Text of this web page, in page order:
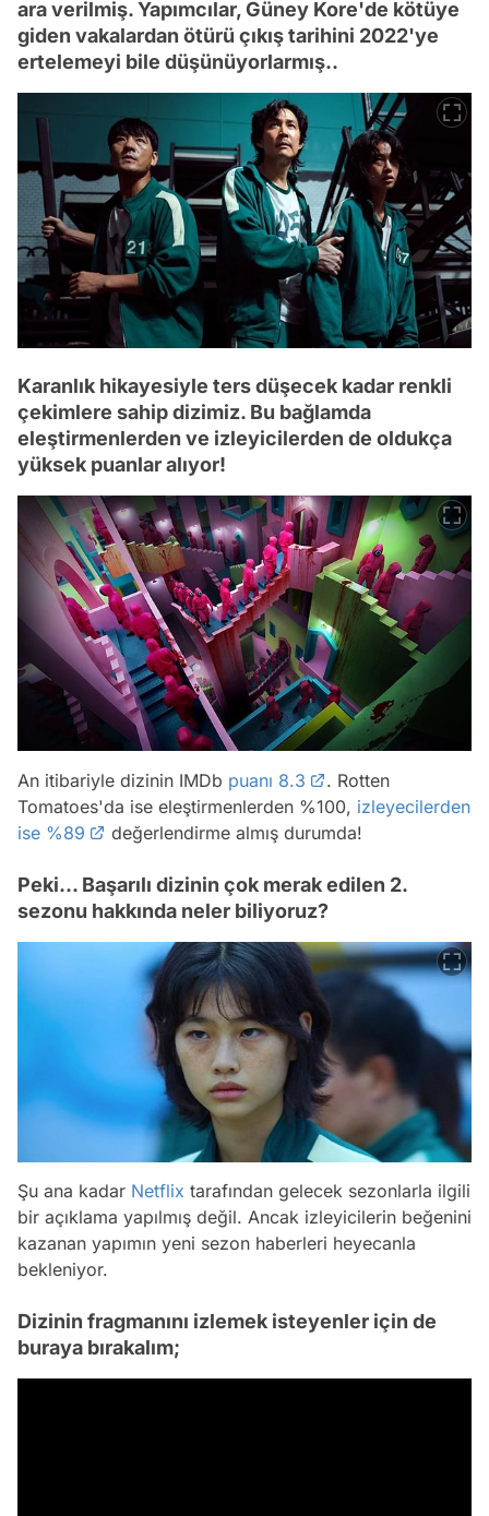
ara verilmiş. Yapımcılar, Güney Kore'de kötüye
giden vakalardan ötürü çıkış tarihini 2022'ye
ertelemeyi bile düşünüyorlarmış..
Karanlık hikayesiyle ters düşecek kadar renkli
çekimlere sahip dizimiz. Bu bağlamda
eleştirmenlerden ve izleyicilerden de oldukça
yüksek puanlar alıyor!
An itibariyle dizinin IMDb puanı 8.3
. Rotten
Tomatoes'da ise eleştirmenlerden %100, izleyecilerden
ise %89
değerlendirme almış durumda!
Peki... Başarılı dizinin çok merak edilen 2.
sezonu hakkında neler biliyoruz?
Şu ana kadar Netflix tarafından gelecek sezonlarla ilgili
bir açıklama yapılmış değil. Ancak izleyicilerin beğenini
kazanan yapımın yeni sezon haberleri heyecanla
bekleniyor.
Dizinin fragmanını izlemek isteyenler için de
buraya bırakalım;